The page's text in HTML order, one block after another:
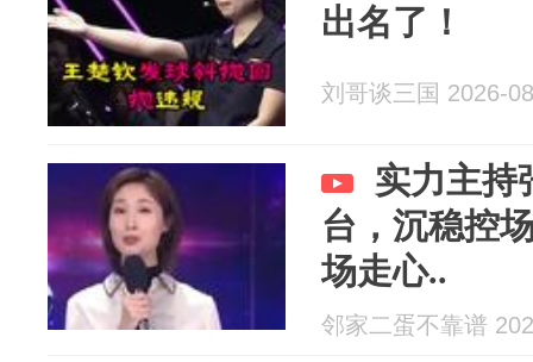
出名了！
刘哥谈三国 2026-
实力主持
台，沉稳控
场走心..
邻家二蛋不靠谱